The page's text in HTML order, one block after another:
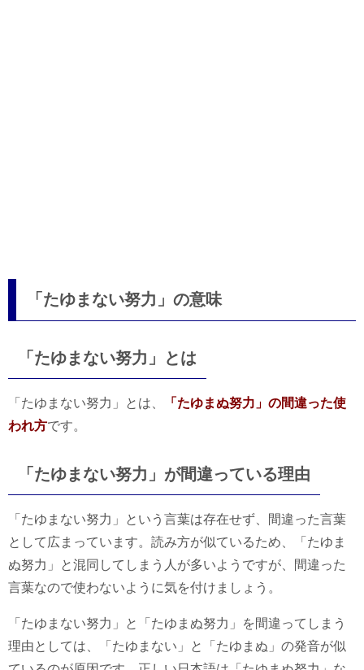
「たゆまない努力」の意味
「たゆまない努力」とは
「たゆまない努力」とは、
「たゆまぬ努力」の間違った使
われ方です。
「たゆまない努力」が間違っている理由
「たゆまない努力」という言葉は存在せず、間違った言葉
として広まっています。読み方が似ているため、「たゆま
ぬ努力」と混同してしまう人が多いようですが、間違った
言葉なので使わないように気を付けましょう。
「たゆまない努力」と「たゆまぬ努力」を間違ってしまう
理由としては、「たゆまない」と「たゆまぬ」の発音が似